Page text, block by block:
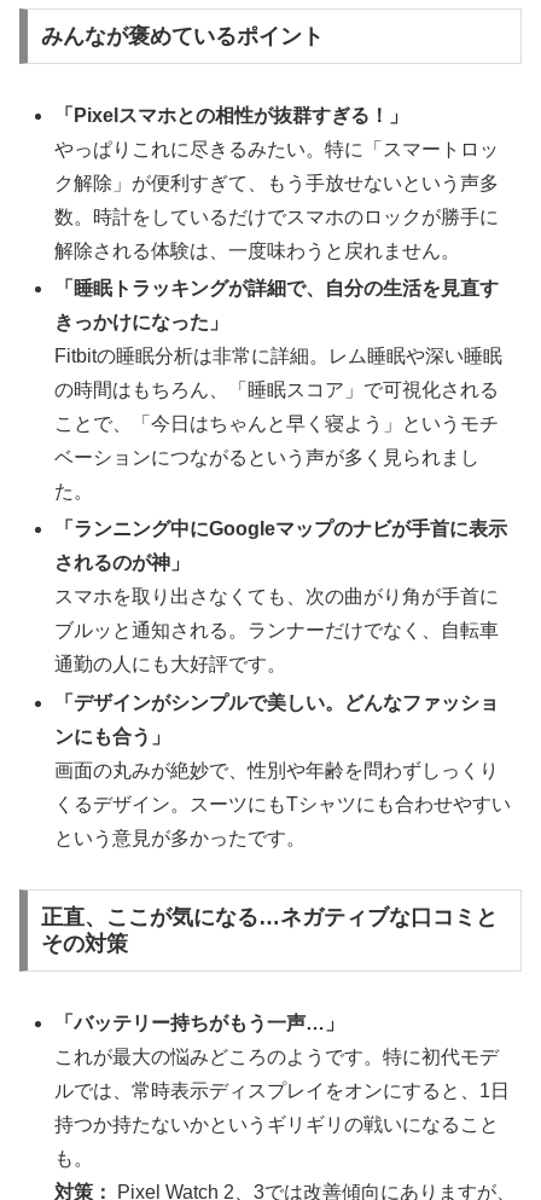
みんなが褒めているポイント
「Pixelスマホとの相性が抜群すぎる！」
やっぱりこれに尽きるみたい。特に「スマートロッ
ク解除」が便利すぎて、もう手放せないという声多
数。時計をしているだけでスマホのロックが勝手に
解除される体験は、一度味わうと戻れません。
「睡眠トラッキングが詳細で、自分の生活を見直す
きっかけになった」
Fitbitの睡眠分析は非常に詳細。レム睡眠や深い睡眠
の時間はもちろん、「睡眠スコア」で可視化される
ことで、「今日はちゃんと早く寝よう」というモチ
ベーションにつながるという声が多く見られまし
た。
「ランニング中にGoogleマップのナビが手首に表示
されるのが神」
スマホを取り出さなくても、次の曲がり角が手首に
ブルッと通知される。ランナーだけでなく、自転車
通勤の人にも大好評です。
「デザインがシンプルで美しい。どんなファッショ
ンにも合う」
画面の丸みが絶妙で、性別や年齢を問わずしっくり
くるデザイン。スーツにもTシャツにも合わせやすい
という意見が多かったです。
正直、ここが気になる…ネガティブな口コミと
その対策
「バッテリー持ちがもう一声…」
これが最大の悩みどころのようです。特に初代モデ
ルでは、常時表示ディスプレイをオンにすると、1日
持つか持たないかというギリギリの戦いになること
も。
対策：
Pixel Watch 2、3では改善傾向にありますが、